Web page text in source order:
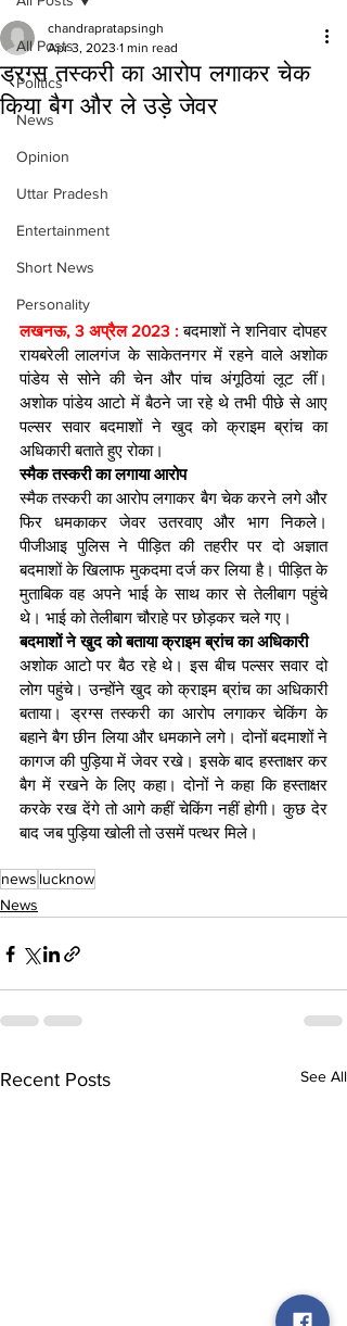
All Posts
Politics
News
Opinion
Uttar Pradesh
Entertainment
Short News
Personality
ड्रग्स तस्करी का आरोप लगाकर चेक
किया बैग और ले उड़े जेवर
chandrapratapsingh
Apr 3, 2023 1 min read
लखनऊ, 3 अप्रैल 2023 : बदमाशों ने शनिवार दोपहर
रायबरेली लालगंज के साकेतनगर में रहने वाले अशोक
पांडेय से सोने की चेन और पांच अंगूठियां लूट लीं।
अशोक पांडेय आटो में बैठने जा रहे थे तभी पीछे से आए
पल्सर सवार बदमाशों ने खुद को क्राइम ब्रांच का
अधिकारी बताते हुए रोका।
स्मैक तस्करी का लगाया आरोप
स्मैक तस्करी का आरोप लगाकर बैग चेक करने लगे और
फिर धमकाकर जेवर उतरवाए और भाग निकले।
पीजीआइ पुलिस ने पीड़ित की तहरीर पर दो अज्ञात
बदमाशों के खिलाफ मुकदमा दर्ज कर लिया है। पीड़ित के
मुताबिक वह अपने भाई के साथ कार से तेलीबाग पहुंचे
थे। भाई को तेलीबाग चौराहे पर छोड़कर चले गए।
बदमाशों ने खुद को बताया क्राइम ब्रांच का अधिकारी
अशोक आटो पर बैठ रहे थे। इस बीच पल्सर सवार दो
लोग पहुंचे। उन्होंने खुद को क्राइम ब्रांच का अधिकारी
बताया। ड्रग्स तस्करी का आरोप लगाकर चेकिंग के
बहाने बैग छीन लिया और धमकाने लगे। दोनों बदमाशों ने
कागज की पुड़िया में जेवर रखे। इसके बाद हस्ताक्षर कर
बैग में रखने के लिए कहा। दोनों ने कहा कि हस्ताक्षर
करके रख देंगे तो आगे कहीं चेकिंग नहीं होगी। कुछ देर
बाद जब पुड़िया खोली तो उसमें पत्थर मिले।
news lucknow
News
Recent Posts See All